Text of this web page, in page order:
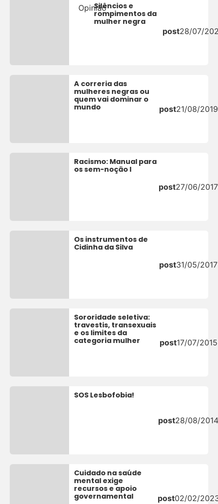
OpiniãoSilêncios e
rompimentos da
mulher negra
post28/07/
A correria das
mulheres negras ou
quem vai dominar o
mundo
post21/08/2019
Racismo: Manual para
os sem-noção I
post27/06/2017
Os instrumentos de
Cidinha da Silva
post31/05/2017
Sororidade seletiva:
travestis, transexuais
e os limites da
categoria mulher
post17/07/2015
SOS Lesbofobia!
post28/08/
Cuidado na saúde
mental exige
recursos e apoio
governamental
post02/02/